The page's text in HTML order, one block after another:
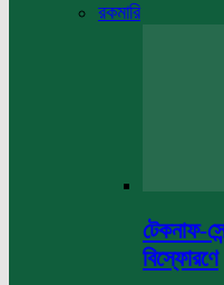
রকমারি
টেকনাফ-
বিস্ফোরণে